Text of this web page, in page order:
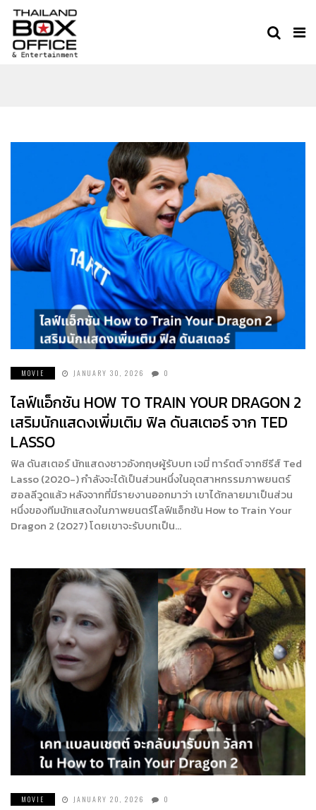
HOW TO TRAIN YOUR
DRAGON 2
MOVIE JANUARY 30, 2026 0
ไลฟ์แอ็กชัน HOW TO TRAIN YOUR DRAGON 2
เสริมนักแสดงเพิ่มเติม ฟิล ดันสเตอร์ จาก TED
LASSO
ฟิล ดันสเตอร์ นักแสดงชาวอังกฤษผู้รับบท เจมี่ ทาร์ตต์ จากซีรีส์ Ted
Lasso (2020-) กำลังจะได้เป็นส่วนหนึ่งในอุตสาหกรรมภาพยนตร์
ฮอลลีวูดแล้ว หลังจากที่มีรายงานออกมาว่า เขาได้กลายมาเป็นส่วน
หนึ่งของทีมนักแสดงในภาพยนตร์ไลฟ์แอ็กชัน How to Train Your
Dragon 2 (2027) โดยเขาจะรับบทเป็น…
MOVIE JANUARY 20, 2026 0